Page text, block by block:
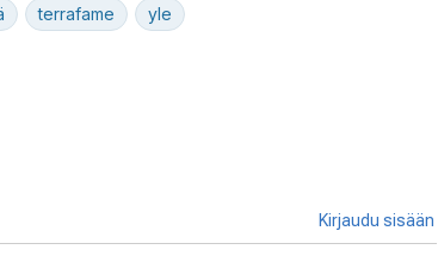
terrafame yle
Kirjaudu sisään